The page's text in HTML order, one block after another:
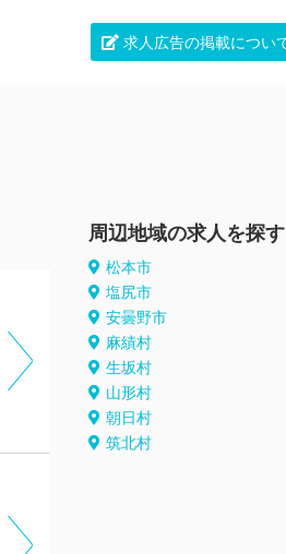
求人広告の掲載につい
周辺地域の求人を探す
松本市
塩尻市
安曇野市
麻績村
生坂村
山形村
朝日村
筑北村